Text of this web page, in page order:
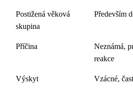
Postižená věková
skupina
Především
Příčina
Neznámá,
reakce
Výskyt Vzácné,